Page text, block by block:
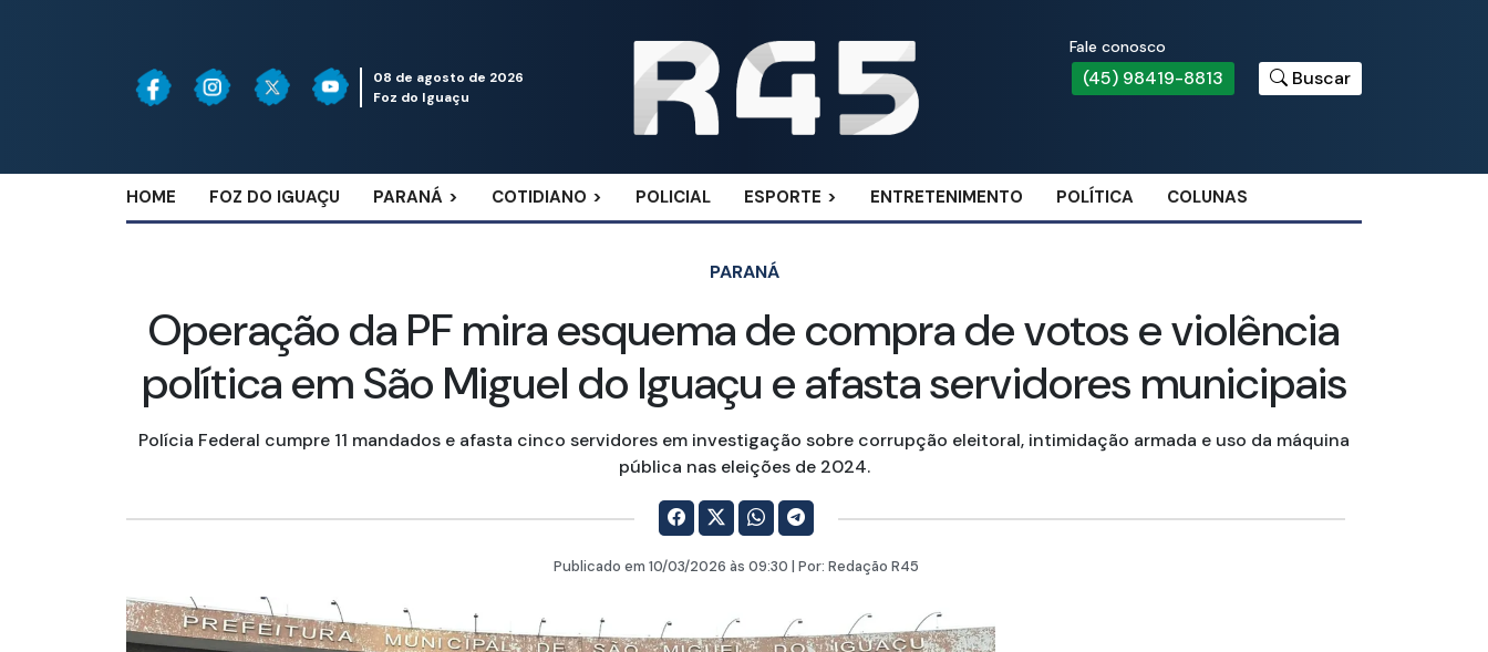
08 de agosto de 2026
Foz do Iguaçu
Fale conosco
(45) 98419-8813 Buscar
HOME FOZ DO IGUAÇU PARANÁ COTIDIANO POLICIAL ESPORTE ENTRETENIMENTO POLÍTICA COLUNAS
PARANÁ
Operação da PF mira esquema de compra de votos e violência
política em São Miguel do Iguaçu e afasta servidores municipais
Polícia Federal cumpre 11 mandados e afasta cinco servidores em investigação sobre corrupção eleitoral, intimidação armada e uso da máquina
pública nas eleições de 2024.
Publicado em 10/03/2026 às 09:30 | Por: Redação R45